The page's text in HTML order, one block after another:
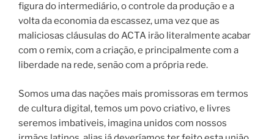
figura do intermediário, o controle da produção e a
volta da economia da escassez, uma vez que as
maliciosas cláusulas do ACTA irão literalmente acabar
com o remix, com a criação, e principalmente com a
liberdade na rede, senão com a própria rede.
Somos uma das nações mais promissoras em termos
de cultura digital, temos um povo criativo, e livres
seremos imbativeis, imagina unidos com nossos